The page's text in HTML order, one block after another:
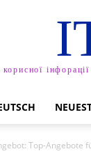
корисної
Top-Angebote